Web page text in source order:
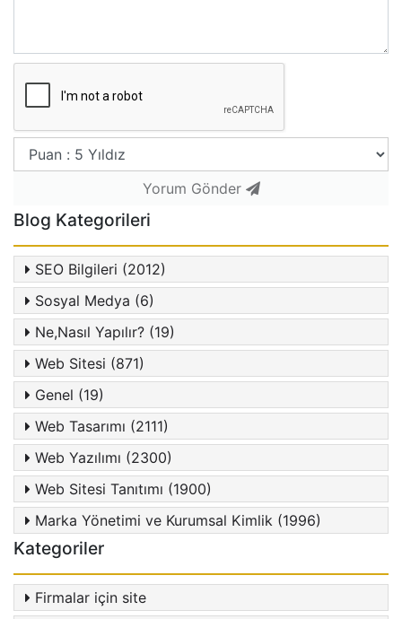
Yorum Gönder
Blog Kategorileri
SEO Bilgileri (2012)
Sosyal Medya (6)
Ne,Nasıl Yapılır? (19)
Web Sitesi (871)
Genel (19)
Web Tasarımı (2111)
Web Yazılımı (2300)
Web Sitesi Tanıtımı (1900)
Marka Yönetimi ve Kurumsal Kimlik (1996)
Kategoriler
Firmalar için site